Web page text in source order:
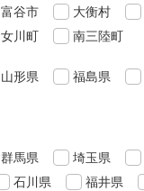
富谷市 大衡村
女川町 南三陸町
山形県 福島県
群馬県 埼玉県
石川県 福井県